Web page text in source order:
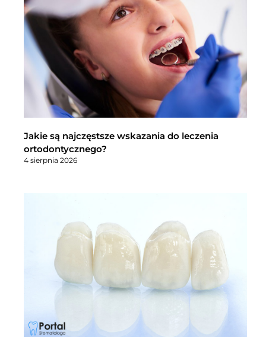
Jakie są najczęstsze wskazania do leczenia
ortodontycznego?
4 sierpnia 2026